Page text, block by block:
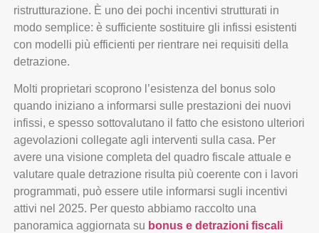
ristrutturazione. È uno dei pochi incentivi strutturati in
modo semplice: è sufficiente sostituire gli infissi esistenti
con modelli più efficienti per rientrare nei requisiti della
detrazione.
Molti proprietari scoprono l’esistenza del bonus solo
quando iniziano a informarsi sulle prestazioni dei nuovi
infissi, e spesso sottovalutano il fatto che esistono ulteriori
agevolazioni collegate agli interventi sulla casa. Per
avere una visione completa del quadro fiscale attuale e
valutare quale detrazione risulta più coerente con i lavori
programmati, può essere utile informarsi sugli incentivi
attivi nel 2025. Per questo abbiamo raccolto una
panoramica aggiornata su bonus e detrazioni fiscali